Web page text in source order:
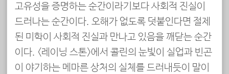
고유성을 증명하는 순간이라기보다 사회적 진실이
드러나는 순간이다. 오해가 없도록 덧붙인다면 절제
된 미학이 사회적 진실과 만나고 있음을 깨닫는 순간
이다. <레이닝 스톤>에서 콜린의 눈빛이 실업과 빈곤
이 야기하는 메마른 상처의 실체를 드러내듯이 말이